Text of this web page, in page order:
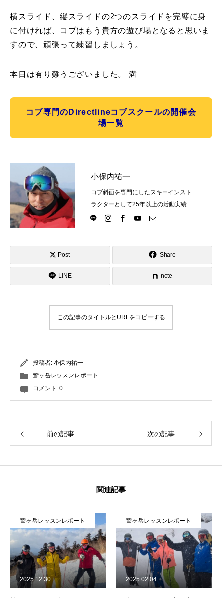
横スライド、縦スライドの2つのスライドを完璧に身
に付ければ、コブはもう貴方の遊び場となると思いま
すので、頑張って練習しましょう。
本日は有り難うございました。 満
コブ専門のDirectlineコブスクールの開催会
場一覧
小保内祐一
コブ斜面を専門にしたスキーインスト
ラクターとして25年以上の活動実績。
Directlineスキースクール代表として、
スキーインストラクターが職業選択の
Post Share
LINE note
この記事のタイトルとURLをコピーする
投稿者: 小保内祐一
鷲ヶ岳レッスンレポート
コメント: 0
前の記事 次の記事
関連記事
鷲ヶ岳レッスンレポート
2025.12.30
鷲ヶ岳レッスンレポート
2025.02.04